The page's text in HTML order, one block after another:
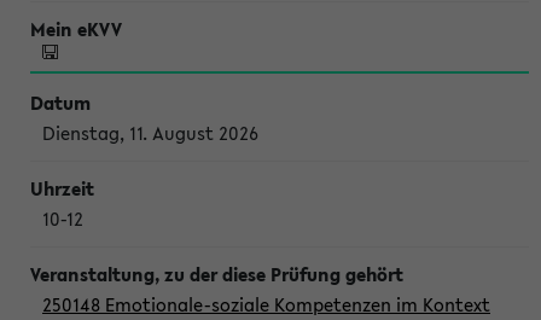
Dienstag, 11. August 2026
10-12
250148 Emotionale-soziale Kompetenzen im Kontext